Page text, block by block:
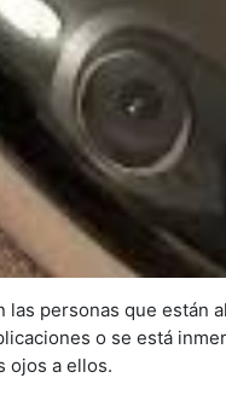
personas que están
o se está
ojos a ellos.